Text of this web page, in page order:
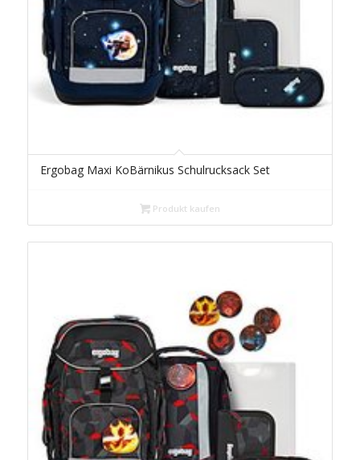
Ergobag Maxi KoBärnikus Schulrucksack Set
Produkt kaufen